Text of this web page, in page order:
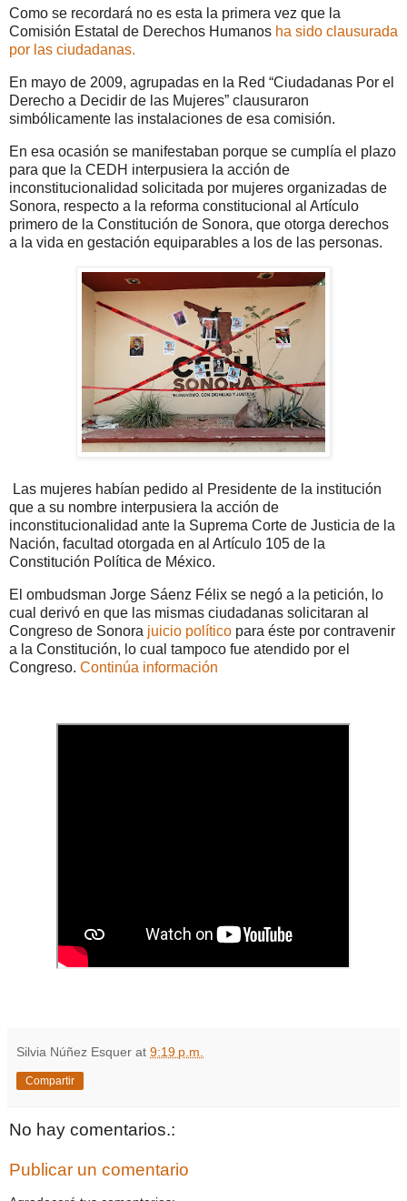
Como se recordará no es esta la primera vez que la
Comisión Estatal de Derechos Humanos ha sido clausurada
por las ciudadanas.
En mayo de 2009, agrupadas en la Red “Ciudadanas Por el
Derecho a Decidir de las Mujeres” clausuraron
simbólicamente las instalaciones de esa comisión.
En esa ocasión se manifestaban porque se cumplía el plazo
para que la CEDH interpusiera la acción de
inconstitucionalidad solicitada por mujeres organizadas de
Sonora, respecto a la reforma constitucional al Artículo
primero de la Constitución de Sonora, que otorga derechos
a la vida en gestación equiparables a los de las personas.
Las mujeres habían pedido al Presidente de la institución
que a su nombre interpusiera la acción de
inconstitucionalidad ante la Suprema Corte de Justicia de la
Nación, facultad otorgada en al Artículo 105 de la
Constitución Política de México.
El ombudsman Jorge Sáenz Félix se negó a la petición, lo
cual derivó en que las mismas ciudadanas solicitaran al
Congreso de Sonora juicio político para éste por contravenir
a la Constitución, lo cual tampoco fue atendido por el
Congreso. Continúa información
Silvia Núñez Esquer at 9:19 p.m.
Compartir
No hay comentarios.:
Publicar un comentario